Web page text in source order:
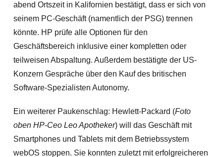
abend Ortszeit in Kalifornien bestätigt, dass er sich von
seinem PC-Geschäft (namentlich der PSG) trennen
könnte. HP prüfe alle Optionen für den
Geschäftsbereich inklusive einer kompletten oder
teilweisen Abspaltung. Außerdem bestätigte der US-
Konzern Gespräche über den Kauf des britischen
Software-Spezialisten Autonomy.
Ein weiterer Paukenschlag: Hewlett-Packard (Foto
oben HP-Ceo Leo Apotheker) will das Geschäft mit
Smartphones und Tablets mit dem Betriebssystem
webOS stoppen. Sie konnten zuletzt mit erfolgreicheren